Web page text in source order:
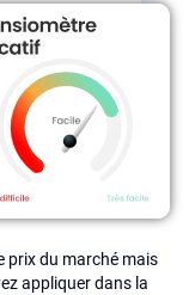
prix du marché mais
appliquer dans la